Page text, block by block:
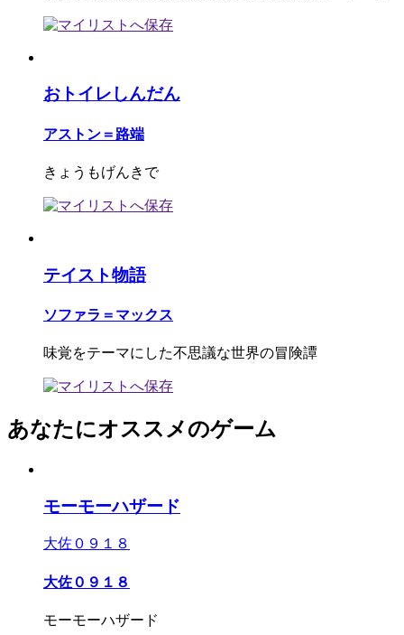
おトイレしんだん
アストン＝路端
きょうもげんきで
テイスト物語
ソファラ＝マックス
味覚をテーマにした不思議な世界の冒険譚
あなたにオススメのゲーム
モーモーハザード
大佐０９１８
大佐０９１８
モーモーハザード